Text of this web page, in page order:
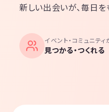
新しい出会いが、毎日を
イベント・コミュニティ
見つかる・つくれる